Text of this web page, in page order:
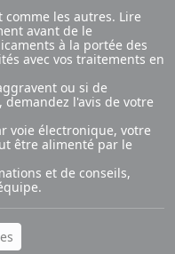
les autres. Lire
avant de le
à la portée des
avec vos traitements en
ou si de
l'avis de votre
voie électronique, votre
être alimenté par le
et de conseils,